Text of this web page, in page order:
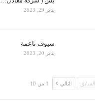
يناير 29, 2023
سيوف ناعمة
يناير 20, 2023
السابق التالي 1 من 10